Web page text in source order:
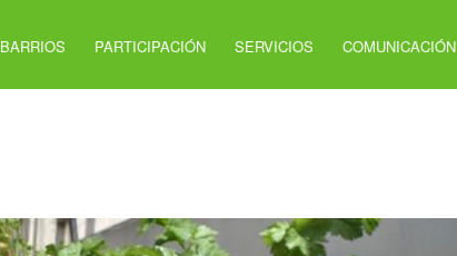
BARRIOS PARTICIPACIÓN SERVICIOS COMUNICACIÓN